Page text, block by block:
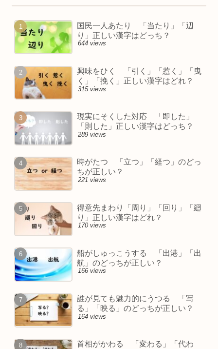
国民一人あたり 「当たり」「辺
り」正しい漢字はどっち？
644 views
興味をひく 「引く」「惹く」「曳
く」「挽く」正しい漢字はどれ？
315 views
現実にそくした対応 「即した」
「則した」正しい漢字はどっち？
289 views
時がたつ 「立つ」「経つ」のどっ
ちが正しい？
221 views
得意先まわり「周り」「回り」「廻
り」正しい漢字はどれ？
170 views
船がしゅっこうする 「出港」「出
航」のどっちが正しい？
166 views
誰が見ても魅力的にうつる 「写
る」「映る」のどっちが正しい？
164 views
首相がかわる 「変わる」「代わ